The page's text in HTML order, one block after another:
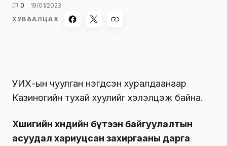
0
19/01/2023
ХУВААЛЦАХ
УИХ-ын чуулган нэгдсэн хуралдаанаар
Казиногийн тухай хуулийг хэлэлцэж байна.
Хөшигийн хөндийн бүтээн байгуулалтын
асуудал хариуцсан захиргааны дарга